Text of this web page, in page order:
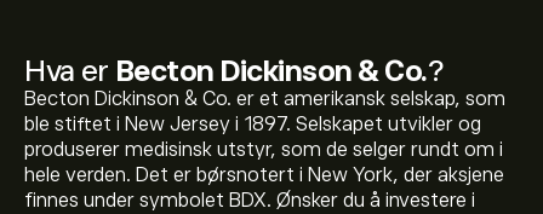
Hva er Becton Dickinson & Co.?
Becton Dickinson & Co. er et amerikansk selskap, som
ble stiftet i New Jersey i 1897. Selskapet utvikler og
produserer medisinsk utstyr, som de selger rundt om i
hele verden. Det er børsnotert i New York, der aksjene
finnes under symbolet BDX. Ønsker du å investere i